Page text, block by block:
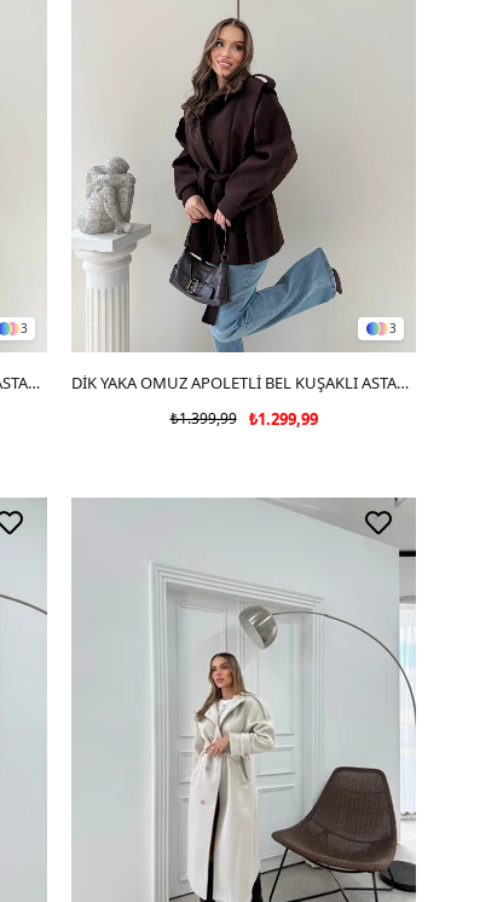
3
DİK YAKA OMUZ APOLETLİ BEL KUŞAKLI ASTARLI KAŞE KABAN ANTRASİT 2004
3
SEPETE EKLE
DİK YAKA OMUZ APOLETLİ BEL KUŞAKLI ASTARLI KAŞE KABAN ACI KAHVE 2004
₺1.299,99
₺1.399,99